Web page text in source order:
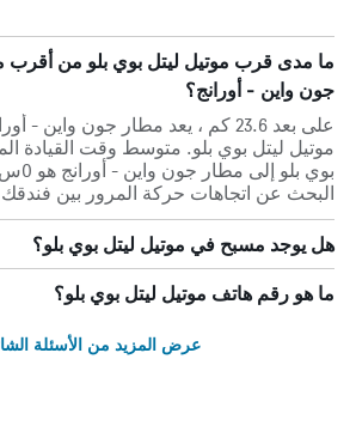
ما مدى قرب موتيل ليتل بوي بلو من أقرب
جون واين - أورانج؟
على بعد 23.6 كم ، يعد مطار جون
موتيل ليتل بوي بلو. متوسط وقت القيادة
البحث عن اتجاهات حركة المرور بين
هل يوجد مسبح في موتيل ليتل بوي بلو؟
ما هو رقم هاتف موتيل ليتل بوي بلو؟
عرض المزيد من الأسئلة